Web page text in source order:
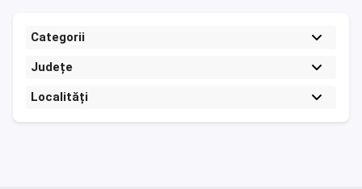
Categorii
Județe
Localități